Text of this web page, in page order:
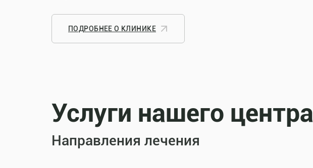
ПОДРОБНЕЕ О КЛИНИКЕ
Услуги нашего центра
Направления лечения